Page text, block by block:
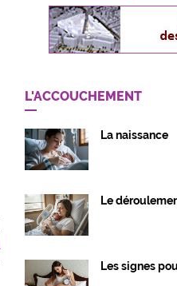
L'ACCOUCHEMENT
La naissance
Le
Les signes